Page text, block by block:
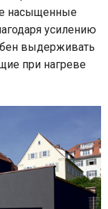
насыщенные
усилению
выдерживать
при нагреве